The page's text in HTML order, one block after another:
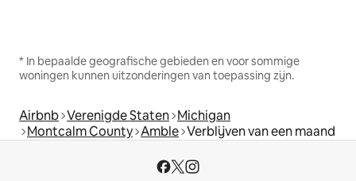
* In bepaalde geografische gebieden en voor sommige
woningen kunnen uitzonderingen van toepassing zijn.
Airbnb Verenigde Staten Michigan
Montcalm County Amble Verblijven van een maand